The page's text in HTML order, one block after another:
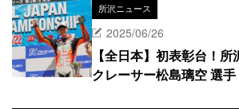
所沢ニュース
2025/06/26
【全日本】初表彰台！
クレーサー松島璃空 選手